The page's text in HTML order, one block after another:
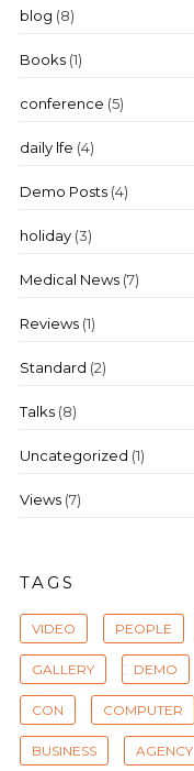
blog (8)
Books(1)
conference (5)
daily lfe (4)
Demo Posts(4)
holiday(3)
Medical News(7)
Reviews(1)
Standard (2)
Talks(8)
Uncategorized (1)
Views(7)
TAGS
VIDEO PEOPLE
GALLERY DEMO
CON COMPUTER
BUSINESS AGENCY